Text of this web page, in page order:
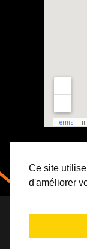
Ce site
d'améliorer
Copyright
droits